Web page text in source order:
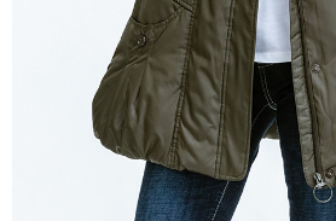
４．使用「AFTEE先享後付」時，將依據個別
時審查核予不同之上限額度；若仍有額度不足
請求用戶進行身份認證。
５．嚴禁一人註冊多個帳號或使用他人資訊註
恩沛科技股份有限公司將有權停止該用戶之使
每筆NT$70，滿NT$800(含以上)免運費
付款後門市自取